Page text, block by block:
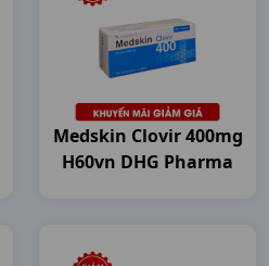
Medskin Clovir 400mg
H60vn DHG Pharma